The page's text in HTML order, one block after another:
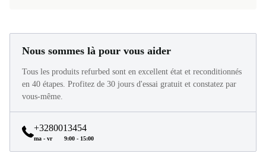
Nous sommes là pour vous aider
Tous les produits refurbed sont en excellent état et reconditionnés
en 40 étapes. Profitez de 30 jours d'essai gratuit et constatez par
vous-même.
+3280013454
ma - vr 9:00 - 15:00